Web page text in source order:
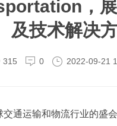
，
及技术解决
315 0 2022-09-21
交通运输和物流行业的